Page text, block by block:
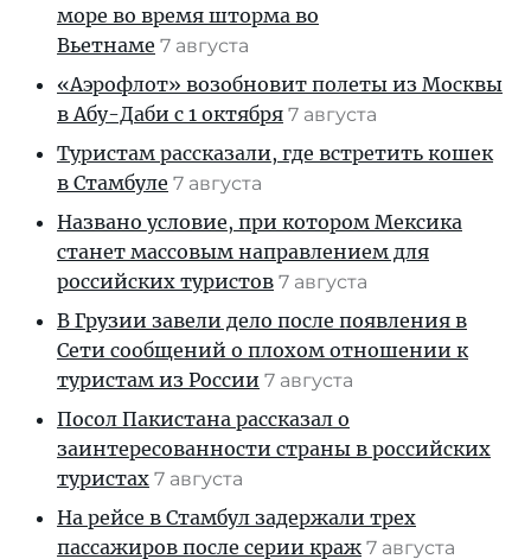
море во время шторма во
Вьетнаме 7 августа
«Аэрофлот» возобновит полеты из Москвы
в Абу-Даби с 1 октября 7 августа
Туристам рассказали, где встретить кошек
в Стамбуле 7 августа
Названо условие, при котором Мексика
станет массовым направлением для
российских туристов 7 августа
В Грузии завели дело после появления в
Сети сообщений о плохом отношении к
туристам из России 7 августа
Посол Пакистана рассказал о
заинтересованности страны в российских
туристах 7 августа
На рейсе в Стамбул задержали трех
пассажиров после серии краж 7 августа